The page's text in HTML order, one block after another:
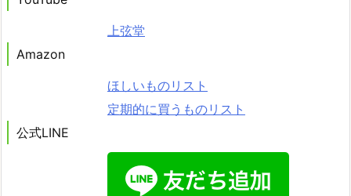
上弦堂
Amazon
ほしいものリスト
定期的に買うものリスト
公式LINE